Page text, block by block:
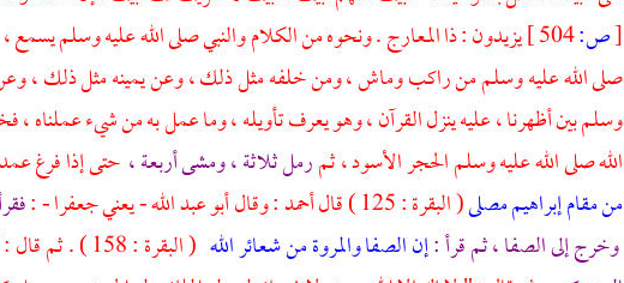
[ص:504 ]
يزيدون : ذا المعارج . ونحوه من الكلام والنبي صلى الله عليه وسلم
صلى الله عليه وسلم من راكب وماش ، ومن خلفه مثل ذلك ، وعن يمينه مثل ذلك ،
وسلم بين أظهرنا ، عليه ينزل القرآن ، وهو يعرف تأويله ، وما عمل به من شيء عملناه ،
الله صلى الله عليه وسلم الحجر الأسود ، ثمرمل ثلاثة ، ومشى أربعة ، حتى إذا فرغ
من مقام إبراهيم مصلى( البقرة : 125 ) قال أحمد: وقالأبو عبد الله - يعني جعفرا- :
وخرج إلىالصفا ،ثم قرأ :إن الصفا والمروة من شعائر الله ( البقرة : 158 ) . ثم قال : " نبدأ بما بدأ الله به " .